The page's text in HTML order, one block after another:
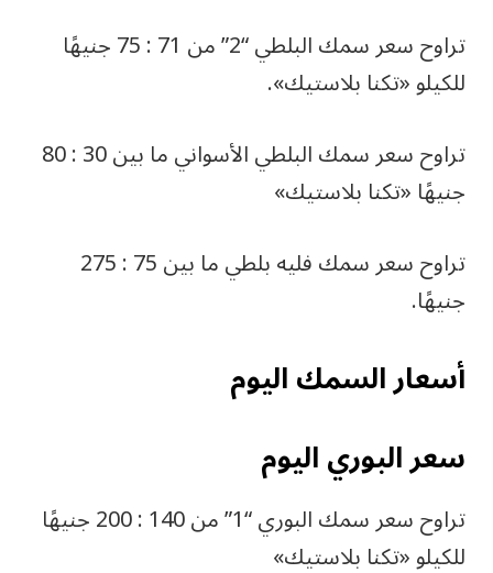
تراوح سعر سمك البلطي “2” من 71 : 75 جنيهًا
للكيلو «تكنا بلاستيك».
تراوح سعر سمك البلطي الأسواني ما بين 30 : 80
جنيهًا «تكنا بلاستيك»
تراوح سعر سمك فليه بلطي ما بين 75 : 275
جنيهًا.
أسعار السمك اليوم
سعر البوري اليوم
تراوح سعر سمك البوري “1” من 140 : 200 جنيهًا
للكيلو «تكنا بلاستيك»